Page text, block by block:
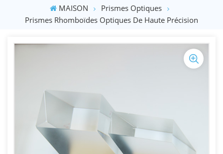
MAISON
Prismes Optiques
Prismes Rhomboïdes Optiques De Haute Précision